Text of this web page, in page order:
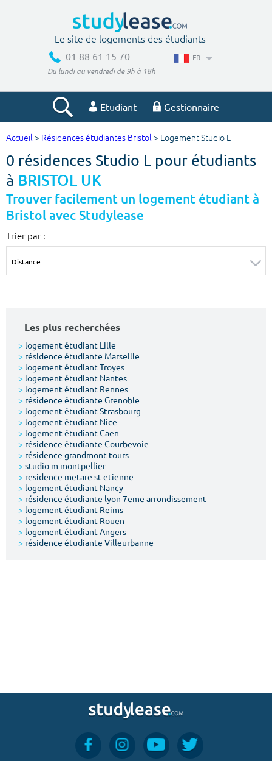
Le site de logements des étudiants
01 88 61 15 70
Du lundi au vendredi de 9h à 18h
FR
Etudiant Gestionnaire
Votre recherche
Ville, école
Type de location
Votre date d'entrée
Accueil > Résidences étudiantes Bristol > Logement Studio L
0 résidences Studio L pour étudiants
à BRISTOL UK
Trouver facilement un logement étudiant à
Bristol avec Studylease
Trier par :
Les plus recherchées
> logement étudiant Lille
> résidence étudiante Marseille
> logement étudiant Troyes
> logement étudiant Nantes
> logement étudiant Rennes
> résidence étudiante Grenoble
> logement étudiant Strasbourg
> logement étudiant Nice
> logement étudiant Caen
> résidence étudiante Courbevoie
> résidence grandmont tours
> studio m montpellier
> residence metare st etienne
> logement étudiant Nancy
> résidence étudiante lyon 7eme arrondissement
> logement étudiant Reims
> logement étudiant Rouen
> logement étudiant Angers
> résidence étudiante Villeurbanne